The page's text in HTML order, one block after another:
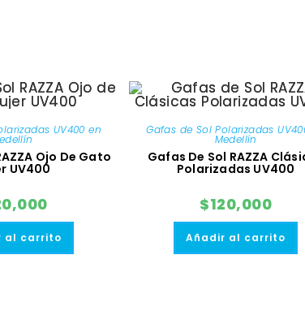
UV400 en
Ojo De Gato
UV400
al carrito
Gafas de Sol Polarizadas
Medellín
Gafas De Sol RAZZA
Polarizadas UV400
$120,000
Añadir al carrito